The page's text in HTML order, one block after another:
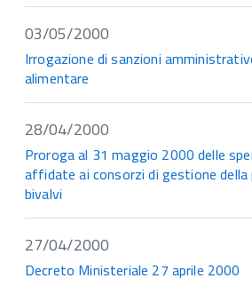
03/05/2000
Irrogazione di sanzioni
alimentare
28/04/2000
Proroga al 31 maggio 2000 delle
affidate ai consorzi di gestione della
bivalvi
27/04/2000
Decreto Ministeriale 27 aprile 2000